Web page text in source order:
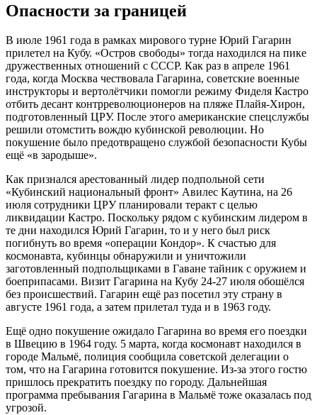
Опасности за границей
В июле 1961 года в рамках мирового турне Юрий Гагарин
прилетел на Кубу. «Остров свободы» тогда находился на пике
дружественных отношений с СССР. Как раз в апреле 1961
года, когда Москва чествовала Гагарина, советские военные
инструкторы и вертолётчики помогли режиму Фиделя Кастро
отбить десант контрреволюционеров на пляже Плайя-Хирон,
подготовленный ЦРУ. После этого американские спецслужбы
решили отомстить вождю кубинской революции. Но
покушение было предотвращено службой безопасности Кубы
ещё «в зародыше».
Как признался арестованный лидер подпольной сети
«Кубинский национальный фронт» Авилес Каутина, на 26
июля сотрудники ЦРУ планировали теракт с целью
ликвидации Кастро. Поскольку рядом с кубинским лидером в
те дни находился Юрий Гагарин, то и у него был риск
погибнуть во время «операции Кондор». К счастью для
космонавта, кубинцы обнаружили и уничтожили
заготовленный подпольщиками в Гаване тайник с оружием и
боеприпасами. Визит Гагарина на Кубу 24-27 июля обошёлся
без происшествий. Гагарин ещё раз посетил эту страну в
августе 1961 года, а затем прилетал туда и в 1963 году.
Ещё одно покушение ожидало Гагарина во время его поездки
в Швецию в 1964 году. 5 марта, когда космонавт находился в
городе Мальмё, полиция сообщила советской делегации о
том, что на Гагарина готовится покушение. Из-за этого гостю
пришлось прекратить поездку по городу. Дальнейшая
программа пребывания Гагарина в Мальмё тоже оказалась под
угрозой.